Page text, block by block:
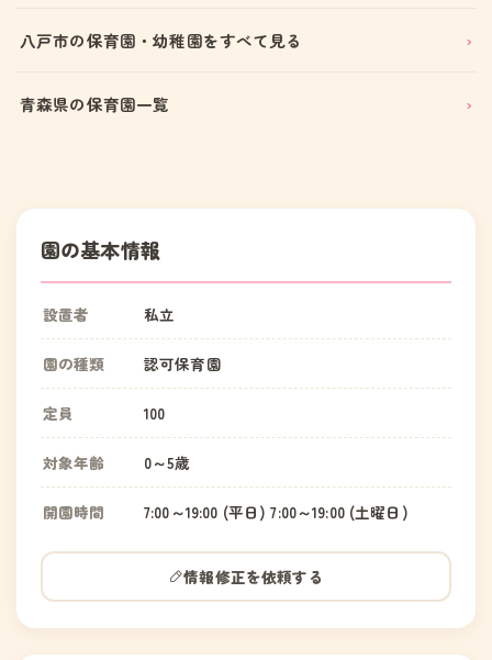
八戸市の保育園・幼稚園をすべて見る
青森県の保育園一覧
園の基本情報
設置者 私立
園の種類 認可保育園
定員 100
対象年齢 0～5歳
開園時間 7:00～19:00 (平日) 7:00～19:00 (土曜日)
情報修正を依頼する